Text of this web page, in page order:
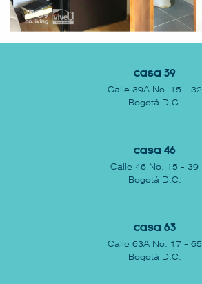
Casa 39
Calle 39A No. 15 - 32
Bogotá D.C.
Casa 46
Calle 46 No. 15 - 39
Bogotá D.C.
Casa 63
Calle 63A No. 17 - 65
Bogotá D.C.